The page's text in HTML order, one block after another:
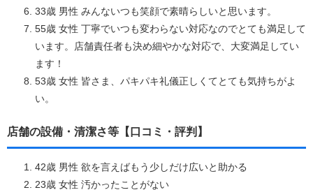
33歳 男性 みんないつも笑顔で素晴らしいと思います。
55歳 女性 丁寧でいつも変わらない対応なのでとても満足して
います。店舗責任者も決め細やかな対応で、大変満足してい
ます！
53歳 女性 皆さま、パキパキ礼儀正しくてとても気持ちがよ
い。
店舗の設備・清潔さ等【口コミ・評判】
42歳 男性 欲を言えばもう少しだけ広いと助かる
23歳 女性 汚かったことがない